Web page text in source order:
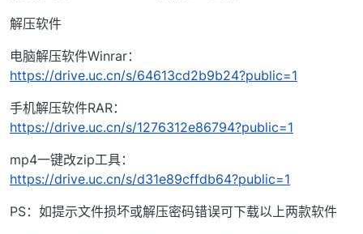
解压软件
电脑解压软件Winrar：
https://drive.uc.cn/s/64613cd2b9b24?public=1
手机解压软件RAR：
https://drive.uc.cn/s/1276312e86794?public=1
mp4一键改zip工具：
https://drive.uc.cn/s/d31e89cffdb64?public=1
PS：如提示文件损坏或解压密码错误可下载以上两款软件